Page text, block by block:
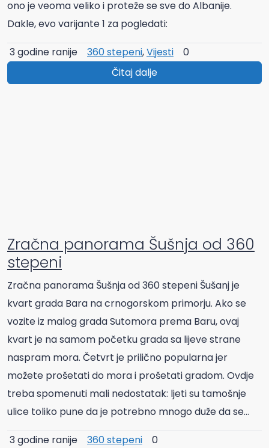
ono je veoma veliko i proteže se sve do Albanije.
Dakle, evo varijante 1 za pogledati:
3 godine ranije 360 stepeni,Vijesti
0
Čitaj dalje
Zračna panorama Šušnja od 360
stepeni
Zračna panorama Šušnja od 360 stepeni Šušanj je
kvart grada Bara na crnogorskom primorju. Ako se
vozite iz malog grada Sutomora prema Baru, ovaj
kvart je na samom početku grada sa lijeve strane
naspram mora. Četvrt je prilično popularna jer
možete prošetati do mora i prošetati gradom. Ovdje
treba spomenuti mali nedostatak: ljeti su tamošnje
ulice toliko pune da je potrebno mnogo duže da se...
3 godine ranije 360 stepeni
0